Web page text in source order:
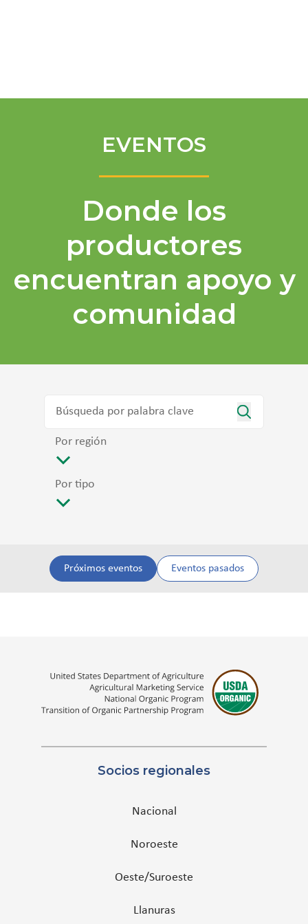
EVENTOS
Donde los
productores
encuentran apoyo y
comunidad
Por región
Por tipo
Próximos eventos Eventos pasados
Socios regionales
Nacional
Noroeste
Oeste/Suroeste
Llanuras